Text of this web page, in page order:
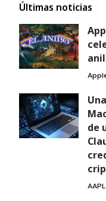
Últimas noticias
de